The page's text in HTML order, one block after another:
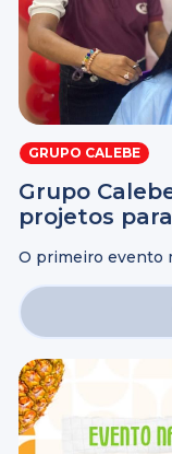
GRUPO CALEBE
Grupo
projetos
O primeiro evento
da melhor idade.
membros e